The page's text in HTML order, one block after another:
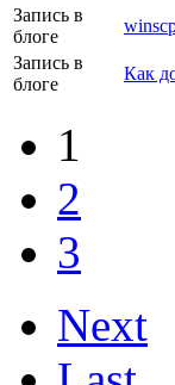
Запись в
блоге
Запись в
блоге
Как
1
2
3
Next